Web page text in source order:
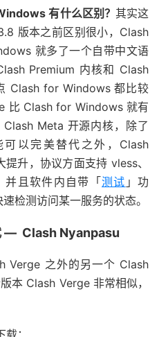
有什么区别？ 其实这
版本之前区别很小，Clash
就多了一个自带中文语
Premium 内核和 Clash
Clash for Windows 都比较
比 Clash for Windows 就有
Meta 开源内核，除了
以完美替代之外，Clash
升，协议方面支持 vless、
且软件内自带「 测试 」功
检测访问某一服务的状态。
— Clash Nyanpasu
Verge 之外的另一个 Clash
本 Clash Verge 非常相似，